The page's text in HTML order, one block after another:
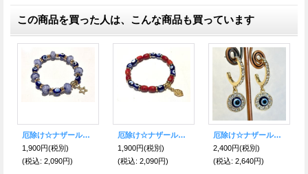
この商品を買った人は、こんな商品も買っています
1,900円
(税込:2,090円)
1,700円
(税込:1,870円)
1,900円
(税込:2,090円)